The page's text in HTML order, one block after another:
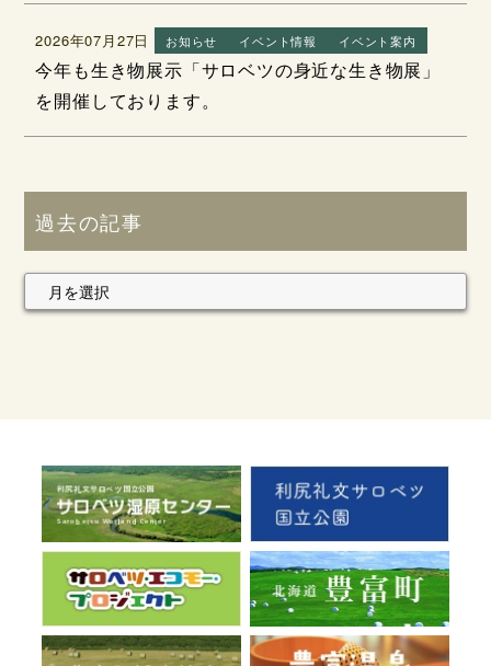
2026年07月27日 お知らせ イベント情報 イベント案内
今年も生き物展示「サロベツの身近な生き物展」
を開催しております。
過去の記事